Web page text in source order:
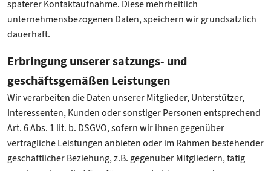
späterer Kontaktaufnahme. Diese mehrheitlich
unternehmensbezogenen Daten, speichern wir grundsätzlich
dauerhaft.
Erbringung unserer satzungs- und
geschäftsgemäßen Leistungen
Wir verarbeiten die Daten unserer Mitglieder, Unterstützer,
Interessenten, Kunden oder sonstiger Personen entsprechend
Art. 6 Abs. 1 lit. b. DSGVO, sofern wir ihnen gegenüber
vertragliche Leistungen anbieten oder im Rahmen bestehender
geschäftlicher Beziehung, z.B. gegenüber Mitgliedern, tätig